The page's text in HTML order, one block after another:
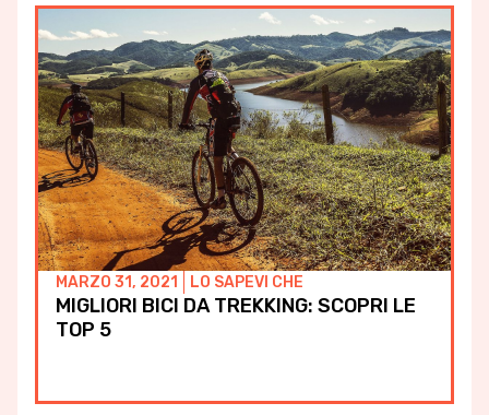
MARZO 31, 2021 LO SAPEVI CHE
MIGLIORI BICI DA TREKKING: SCOPRI LE
TOP 5